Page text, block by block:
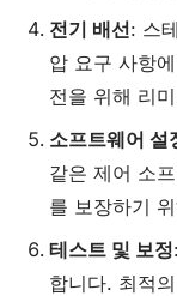
전기 배선: 스
압 요구 사항
전을 위해 리
소프트웨어 설
같은 제어 소
를 보장하기
테스트 및 보정
합니다. 최적